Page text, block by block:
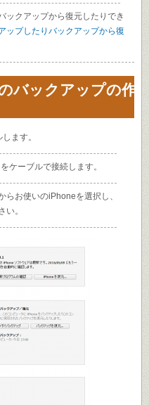
ックアップから復元したりでき
ップしたりバックアップから復
バックアップの作
ます。
ケーブルで接続します。
らお使いのiPhoneを選択し、
い。